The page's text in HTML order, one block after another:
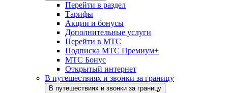
Перейти в раздел
Тарифы
Акции и бонусы
Дополнительные услуги
Перейти в МТС
Подписка МТС Премиум+
МТС Бонус
Открытый интернет
В путешествиях и звонки за границу
В путешествиях и звонки за границу